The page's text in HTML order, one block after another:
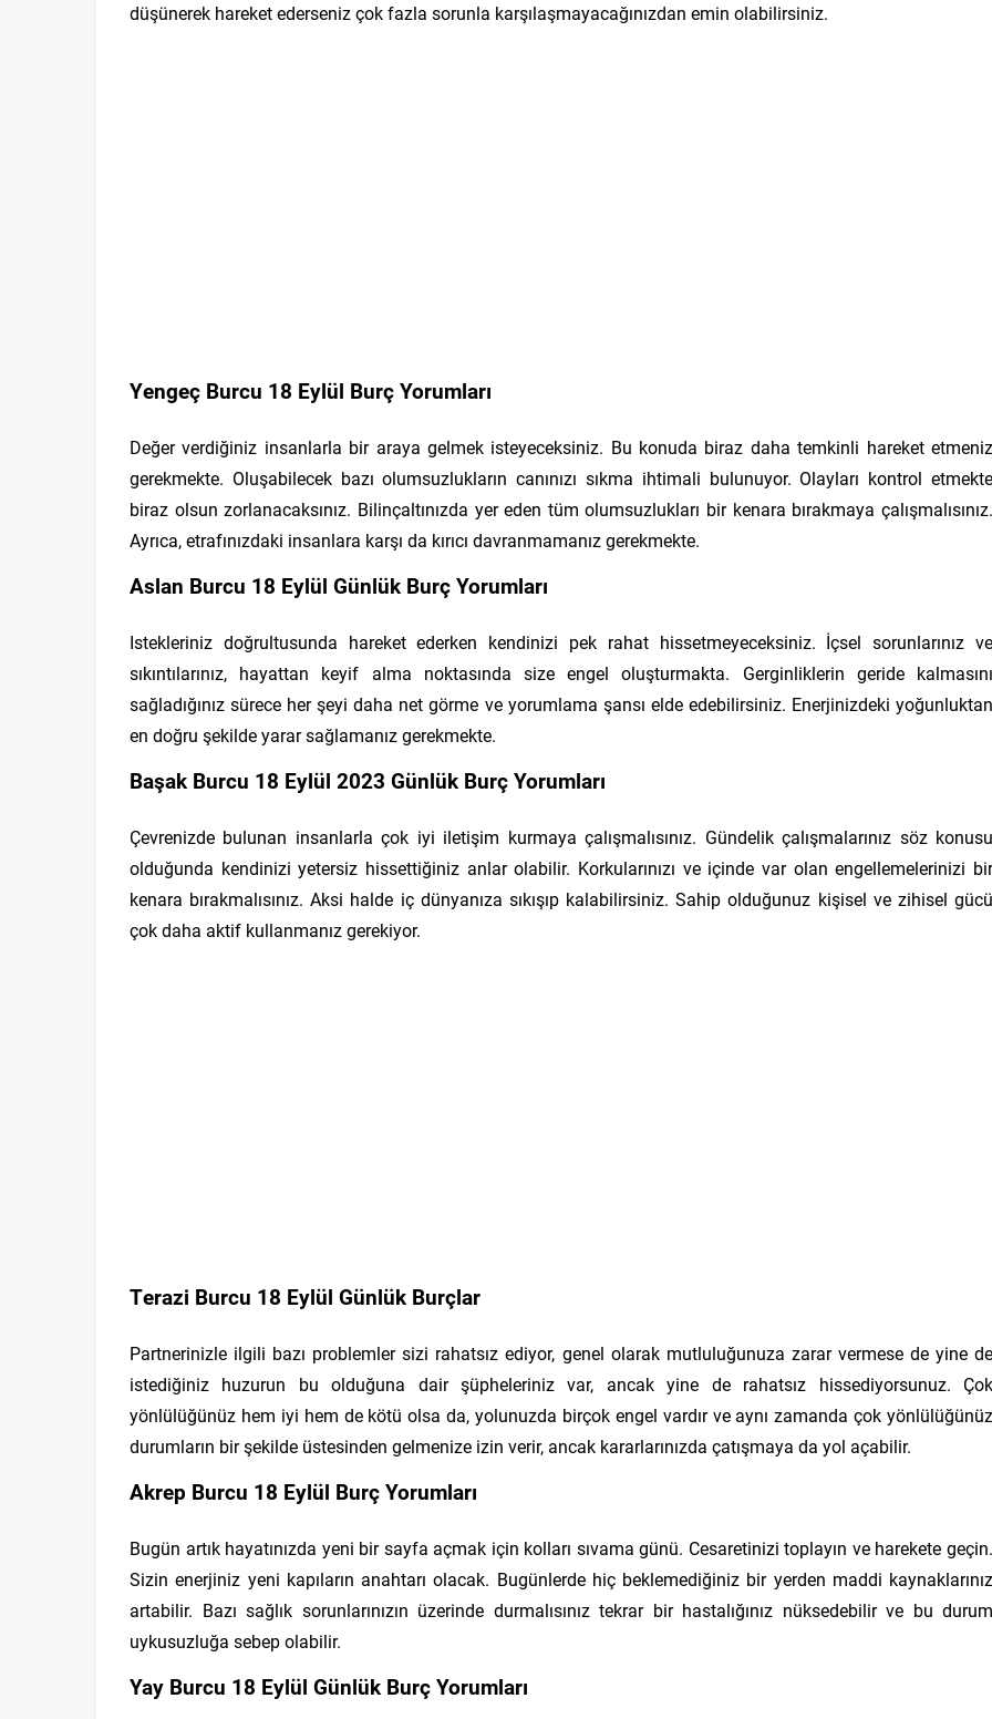
düşünerek hareket ederseniz çok fazla sorunla karşılaşmayacağınızdan emin olabilirsiniz.
Yengeç Burcu 18 Eylül Burç Yorumları
Değer verdiğiniz insanlarla bir araya gelmek isteyeceksiniz. Bu konuda biraz daha temkinli hareket etmeniz
gerekmekte. Oluşabilecek bazı olumsuzlukların canınızı sıkma ihtimali bulunuyor. Olayları kontrol etmekte
biraz olsun zorlanacaksınız. Bilinçaltınızda yer eden tüm olumsuzlukları bir kenara bırakmaya çalışmalısınız.
Ayrıca, etrafınızdaki insanlara karşı da kırıcı davranmamanız gerekmekte.
Aslan Burcu 18 Eylül Günlük Burç Yorumları
Istekleriniz doğrultusunda hareket ederken kendinizi pek rahat hissetmeyeceksiniz. İçsel sorunlarınız ve
sıkıntılarınız, hayattan keyif alma noktasında size engel oluşturmakta. Gerginliklerin geride kalmasını
sağladığınız sürece her şeyi daha net görme ve yorumlama şansı elde edebilirsiniz. Enerjinizdeki yoğunluktan
en doğru şekilde yarar sağlamanız gerekmekte.
Başak Burcu 18 Eylül 2023 Günlük Burç Yorumları
Çevrenizde bulunan insanlarla çok iyi iletişim kurmaya çalışmalısınız. Gündelik çalışmalarınız söz konusu
olduğunda kendinizi yetersiz hissettiğiniz anlar olabilir. Korkularınızı ve içinde var olan engellemelerinizi bir
kenara bırakmalısınız. Aksi halde iç dünyanıza sıkışıp kalabilirsiniz. Sahip olduğunuz kişisel ve zihisel gücü
çok daha aktif kullanmanız gerekiyor.
Terazi Burcu 18 Eylül Günlük Burçlar
Partnerinizle ilgili bazı problemler sizi rahatsız ediyor, genel olarak mutluluğunuza zarar vermese de yine de
istediğiniz huzurun bu olduğuna dair şüpheleriniz var, ancak yine de rahatsız hissediyorsunuz. Çok
yönlülüğünüz hem iyi hem de kötü olsa da, yolunuzda birçok engel vardır ve aynı zamanda çok yönlülüğünüz
durumların bir şekilde üstesinden gelmenize izin verir, ancak kararlarınızda çatışmaya da yol açabilir.
Akrep Burcu 18 Eylül Burç Yorumları
Bugün artık hayatınızda yeni bir sayfa açmak için kolları sıvama günü. Cesaretinizi toplayın ve harekete geçin.
Sizin enerjiniz yeni kapıların anahtarı olacak. Bugünlerde hiç beklemediğiniz bir yerden maddi kaynaklarınız
artabilir. Bazı sağlık sorunlarınızın üzerinde durmalısınız tekrar bir hastalığınız nüksedebilir ve bu durum
uykusuzluğa sebep olabilir.
Yay Burcu 18 Eylül Günlük Burç Yorumları